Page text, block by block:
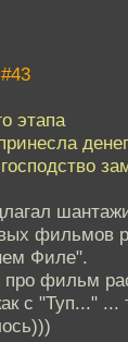
#43
этапа
фильмов
Филе".
фильм
с "Туп..." ...